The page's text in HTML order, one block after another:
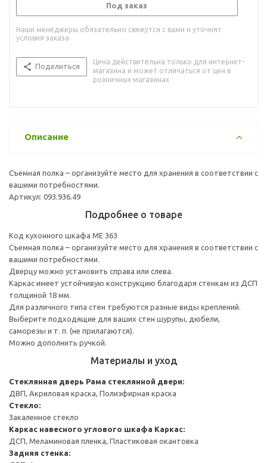
Под заказ
Наши менеджеры обязательно свяжутся с вами и уточнят
условия заказа
Поделиться
Цена действительна только для интернет-
магазина и может отличаться от цен в
розничных магазинах
Описание
Съемная полка – организуйте место для хранения в соответствии с
вашими потребностями.
Артикул: 093.936.49
Подробнее о товаре
Код кухонного шкафа ME 363
Съемная полка – организуйте место для хранения в соответствии с
вашими потребностями.
Дверцу можно установить справа или слева.
Каркас имеет устойчивую конструкцию благодаря стенкам из ДСП
толщиной 18 мм.
Для различного типа стен требуются разные виды креплений.
Выберите подходящие для ваших стен шурупы, дюбели,
саморезы и т. п. (не прилагаются).
Можно дополнить ручкой.
Материалы и уход
Стеклянная дверь Рама стеклянной двери:
ДВП, Акриловая краска, Полиэфирная краска
Стекло:
Закаленное стекло
Каркас навесного углового шкафа Каркас:
ДСП, Меламиновая пленка, Пластиковая окантовка
Задняя стенка: